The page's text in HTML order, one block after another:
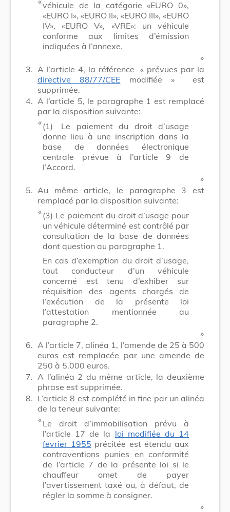
véhicule de la catégorie «EURO 0»,
«EURO I», «EURO II», «EURO III», «EURO
IV», «EURO V», «VRE»: un véhicule
conforme aux limites d’émission
indiquées à l’annexe.
​ »
3. A l’article 4, la référence « prévues par la
directive 88/77/CEE modifiée »
est
supprimée.
4. A l’article 5, le paragraphe 1 est remplacé
par la disposition suivante:
​ «(1)
Le paiement du droit d’usage
donne lieu à une inscription dans la
base de données électronique
centrale prévue à l’article 9 de
l’Accord.
​ »
5. Au même article, le paragraphe 3 est
remplacé par la disposition suivante:
​ «(3) Le paiement du droit d’usage pour
un véhicule déterminé est contrôlé par
consultation de la base de données
dont question au paragraphe 1.
En cas d’exemption du droit d’usage,
tout conducteur d’un véhicule
concerné est tenu d’exhiber sur
réquisition des agents chargés de
l’exécution de la présente loi
l’attestation mentionnée au
paragraphe 2.
​ »
6. A l’article 7, alinéa 1, l’amende de 25 à 500
euros est remplacée par une amende de
250 à 5.000 euros.
7. A l’alinéa 2 du même article, la deuxième
phrase est supprimée.
8. L’article 8 est complété in fine par un alinéa
de la teneur suivante:
​ «Le droit d’immobilisation prévu à
l’article 17 de la loi modifiée du 14
février 1955 précitée est étendu aux
contraventions punies en conformité
de l’article 7 de la présente loi si le
chauffeur omet de payer
l’avertissement taxé ou, à défaut, de
régler la somme à consigner.
​ »